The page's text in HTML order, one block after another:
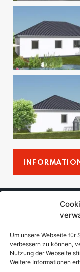
Um unsere Webseite für
verbessern zu können,
Nutzung der Webseite
Weitere Informationen
Stephan &
Zapeler Weg 3
19089 Crivitz